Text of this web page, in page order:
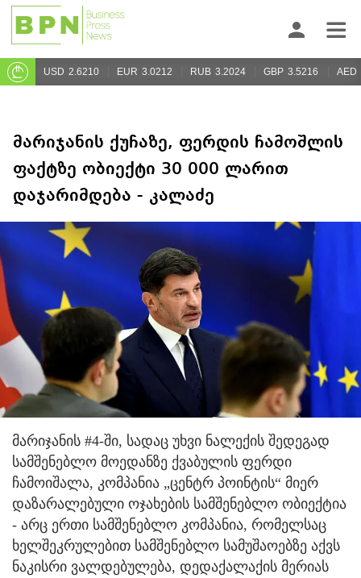
USD 2.6210 EUR 3.0212 RUB 3.2024 GBP 3.5216 AED
მარიჯანის ქუჩაზე, ფერდის ჩამოშლის
ფაქტზე ობიექტი 30 000 ლარით
დაჯარიმდება - კალაძე
მარიჯანის #4-ში, სადაც უხვი ნალექის შედეგად
სამშენებლო მოედანზე ქვაბულის ფერდი
ჩამოიშალა, კომპანია „ცენტრ პოინტის“ მიერ
დაზარალებული ოჯახების სამშენებლო ობიექტია
- არც ერთი სამშენებლო კომპანია, რომელსაც
ხელშეკრულებით სამშენებლო სამუშაოებზე აქვს
ნაკისრი ვალდებულება, დედაქალაქის მერიას